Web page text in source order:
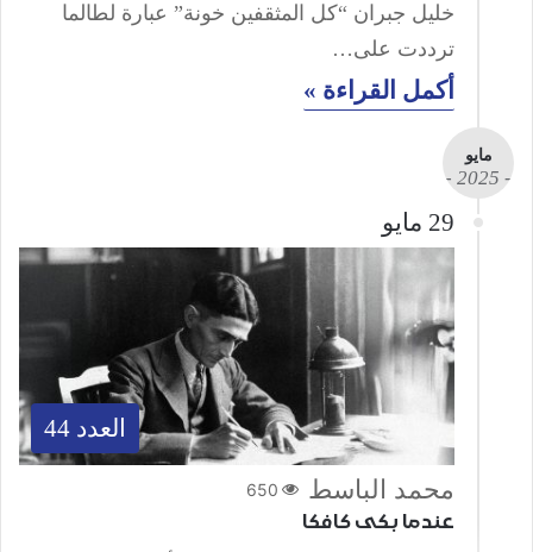
خليل جبران “كل المثقفين خونة” عبارة لطالما
ترددت على…
أكمل القراءة »
مايو
- 2025 -
29 مايو
العدد 44
محمد الباسط 650
عندما بكى كافكا